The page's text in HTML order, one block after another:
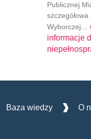
Publicznej
Wyborczej…
informacje
Baza wiedzy O